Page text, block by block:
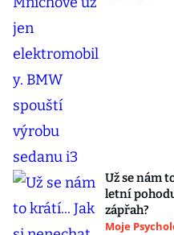
Už se nám
letní
zápřah?
Moje